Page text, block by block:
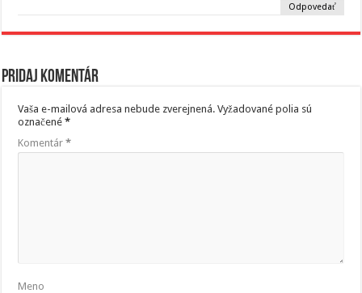
Odpovedať
Pridaj komentár
Vaša e-mailová adresa nebude zverejnená. Vyžadované polia sú
označené*
Komentár*
Meno